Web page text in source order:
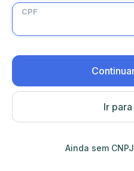
CPF
Ir
Ainda sem